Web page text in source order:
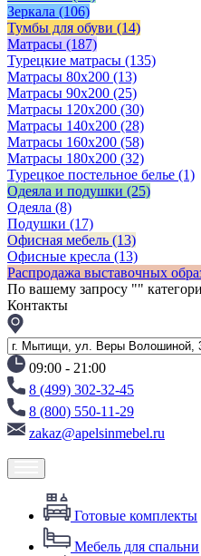
Зеркала (106)
Тумбы для обуви (14)
Матрасы (187)
Турецкие матрасы (135)
Матрасы 80x200 (13)
Матрасы 90х200 (25)
Матрасы 120х200 (30)
Матрасы 140х200 (28)
Матрасы 160х200 (58)
Матрасы 180х200 (32)
Турецкое постельное белье (1)
Одеяла и подушки (25)
Одеяла (8)
Подушки (17)
Офисная мебель (13)
Офисные кресла (13)
Распродажа выставочных
По вашему запросу ""
Контакты
09:00 - 21:00
8 (499) 302-32-45
8 (800) 550-11-29
zakaz@apelsinmebel.ru
Готовые комплекты
Мебель для спальни